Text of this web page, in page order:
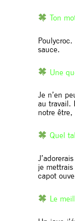
Ton
sauce.
Une
Je n’en
au travail.
notre
Quel
je
capot
Le